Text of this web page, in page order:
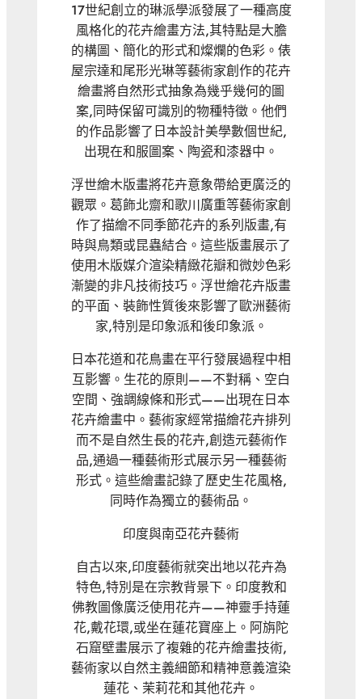
17世紀創立的琳派學派發展了一種高度
風格化的花卉繪畫方法,其特點是大膽
的構圖、簡化的形式和燦爛的色彩。俵
屋宗達和尾形光琳等藝術家創作的花卉
繪畫將自然形式抽象為幾乎幾何的圖
案,同時保留可識別的物種特徵。他們
的作品影響了日本設計美學數個世紀,
出現在和服圖案、陶瓷和漆器中。
浮世繪木版畫將花卉意象帶給更廣泛的
觀眾。葛飾北齋和歌川廣重等藝術家創
作了描繪不同季節花卉的系列版畫,有
時與鳥類或昆蟲結合。這些版畫展示了
使用木版媒介渲染精緻花瓣和微妙色彩
漸變的非凡技術技巧。浮世繪花卉版畫
的平面、裝飾性質後來影響了歐洲藝術
家,特別是印象派和後印象派。
日本花道和花鳥畫在平行發展過程中相
互影響。生花的原則——不對稱、空白
空間、強調線條和形式——出現在日本
花卉繪畫中。藝術家經常描繪花卉排列
而不是自然生長的花卉,創造元藝術作
品,通過一種藝術形式展示另一種藝術
形式。這些繪畫記錄了歷史生花風格,
同時作為獨立的藝術品。
印度與南亞花卉藝術
自古以來,印度藝術就突出地以花卉為
特色,特別是在宗教背景下。印度教和
佛教圖像廣泛使用花卉——神靈手持蓮
花,戴花環,或坐在蓮花寶座上。阿旃陀
石窟壁畫展示了複雜的花卉繪畫技術,
藝術家以自然主義細節和精神意義渲染
蓮花、茉莉花和其他花卉。